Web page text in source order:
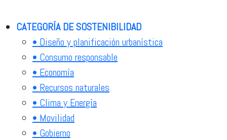
CATEGORÍA DE SOSTENIBILIDAD
• Diseño y planificación urbanística
• Consumo responsable
• Economía
• Recursos naturales
• Clima y Energía
• Movilidad
• Gobierno